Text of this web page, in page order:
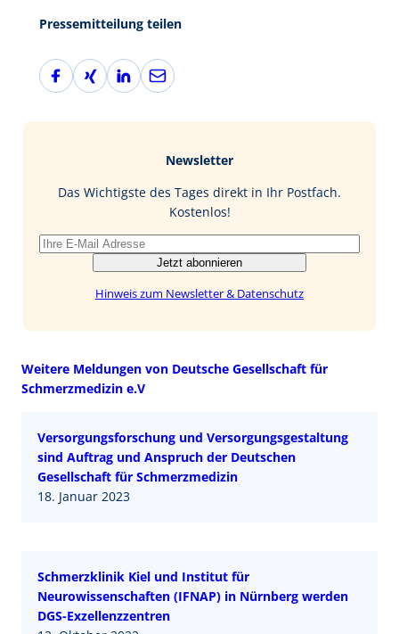
Pressemitteilung teilen
F
a
X
i
L
i
I
E
-
Newsletter
Das Wichtigste des Tages direkt in Ihr Postfach.
Kostenlos!
Jetzt abonnieren
Hinweis zum Newsletter & Datenschutz
Weitere Meldungen von Deutsche Gesellschaft für
Schmerzmedizin e.V
Versorgungsforschung und Versorgungsgestaltung
sind Auftrag und Anspruch der Deutschen
Gesellschaft für Schmerzmedizin
18. Januar 2023
Schmerzklinik Kiel und Institut für
Neurowissenschaften (IFNAP) in Nürnberg werden
DGS-Exzellenzzentren